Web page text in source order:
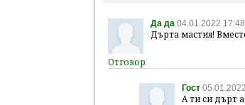
Да да 04.01.2022
Дърта мастия!
Гост
А ти си дърт